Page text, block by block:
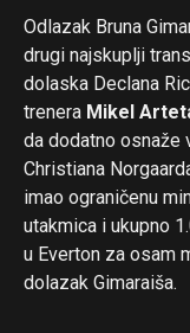
Odlazak Bruna
drugi najskuplji
dolaska Declana
trenera Mikel
da dodatno osnaže
Christiana
imao ograničenu
utakmica i ukupno
u Everton za osam
dolazak Gimaraiša.